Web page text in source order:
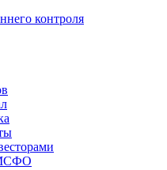
контроля
МСФО